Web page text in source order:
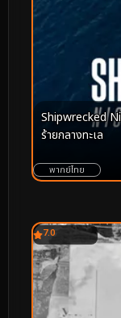
Shipwrecked
ร้ายกลางทะเล
พากย์ไทย
7.0